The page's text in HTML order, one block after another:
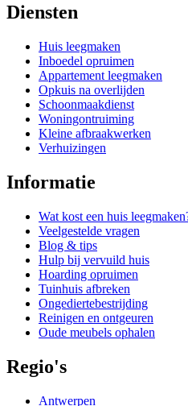
Diensten
Huis leegmaken
Inboedel opruimen
Appartement leegmaken
Opkuis na overlijden
Schoonmaakdienst
Woningontruiming
Kleine afbraakwerken
Verhuizingen
Informatie
Wat kost een huis
Veelgestelde vragen
Blog & tips
Hulp bij vervuild huis
Hoarding opruimen
Tuinhuis afbreken
Ongediertebestrijding
Reinigen en ontgeuren
Oude meubels ophalen
Regio's
Antwerpen